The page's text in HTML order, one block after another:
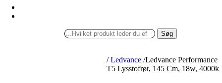
Søg
/ Ledvance /Ledvance Performance
T5 Lysstofrør, 145 Cm, 18w, 4000k